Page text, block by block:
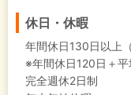
休日・休暇
年間休日130日以上
※年間休日120日＋平
完全週休2日制